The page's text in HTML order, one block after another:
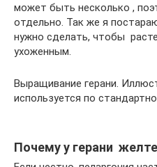
может быть несколько ,
отдельно. Так же я
нужно сделать, чтобы
ухоженным.
Выращивание герани.
используется по
Почему у герани